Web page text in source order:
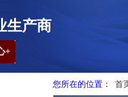
生产商
+
您所在的位置： 首